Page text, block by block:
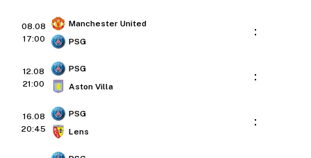
08.08
17:00
Manchester United
PSG
:
12.08
21:00
PSG
Aston Villa
:
16.08
20:45
PSG
Lens
: